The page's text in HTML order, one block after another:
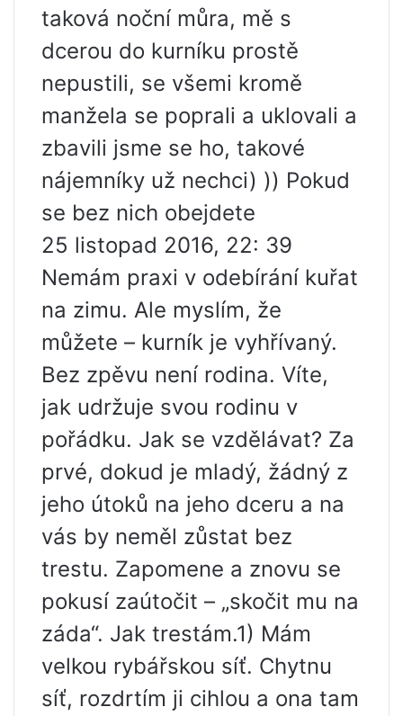
taková noční můra, mě s
dcerou do kurníku prostě
nepustili, se všemi kromě
manžela se poprali a uklovali a
zbavili jsme se ho, takové
nájemníky už nechci) )) Pokud
se bez nich obejdete
25 listopad 2016, 22: 39
Nemám praxi v odebírání kuřat
na zimu. Ale myslím, že
můžete – kurník je vyhřívaný.
Bez zpěvu není rodina. Víte,
jak udržuje svou rodinu v
pořádku. Jak se vzdělávat? Za
prvé, dokud je mladý, žádný z
jeho útoků na jeho dceru a na
vás by neměl zůstat bez
trestu. Zapomene a znovu se
pokusí zaútočit – „skočit mu na
záda“. Jak trestám.1) Mám
velkou rybářskou síť. Chytnu
síť, rozdrtím ji cihlou a ona tam